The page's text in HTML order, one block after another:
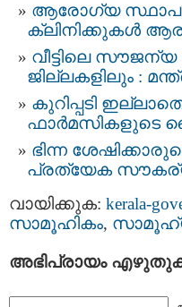
ആരോഗ്യ
ക്ലിനിക്കുകള്‍
വീട്ടിലെ
ജില്ലകളിലും :
കുറിപ്പടി
ഫാർമസികളുടെ
ഭിന്ന
പ്രത്യേക
വായിക്കുക: kerala-
സാമൂഹികം,
അഭിപ്രായം